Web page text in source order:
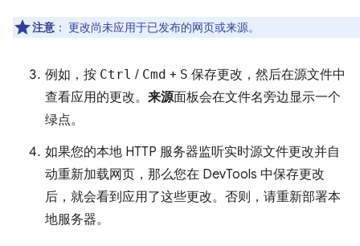
注意 ： 更改尚未应用于已发布的网页或来源。
例如，按 Ctrl / Cmd + S 保存更改，然后在源文件中
查看应用的更改。 来源面板会在文件名旁边显示一个
绿点。
如果您的本地 HTTP 服务器监听实时源文件更改并自
动重新加载网页，那么您在 DevTools 中保存更改
后，就会看到应用了这些更改。否则，请重新部署本
地服务器。